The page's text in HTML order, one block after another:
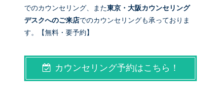
でのカウンセリング、また東京・大阪カウンセリング
デスクへのご来店でのカウンセリングも承っておりま
す。【無料・要予約】
カウンセリング予約はこちら！